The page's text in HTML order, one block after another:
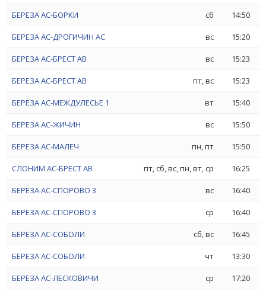
БЕРЕЗА АС-БОРКИ сб 14:50
БЕРЕЗА АС-ДРОГИЧИН АС вс 15:20
БЕРЕЗА АС-БРЕСТ АВ вс 15:23
БЕРЕЗА АС-БРЕСТ АВ пт, вс 15:23
БЕРЕЗА АС-МЕЖДУЛЕСЬЕ 1 вт 15:40
БЕРЕЗА АС-ЖИЧИН вс 15:50
БЕРЕЗА АС-МАЛЕЧ пн, пт 15:50
СЛОНИМ АС-БРЕСТ АВ пт, сб, вс, пн, вт, ср 16:25
БЕРЕЗА АС-СПОРОВО 3 вс 16:40
БЕРЕЗА АС-СПОРОВО 3 ср 16:40
БЕРЕЗА АС-СОБОЛИ сб, вс 16:45
БЕРЕЗА АС-СОБОЛИ чт 13:30
БЕРЕЗА АС-ЛЕСКОВИЧИ ср 17:20